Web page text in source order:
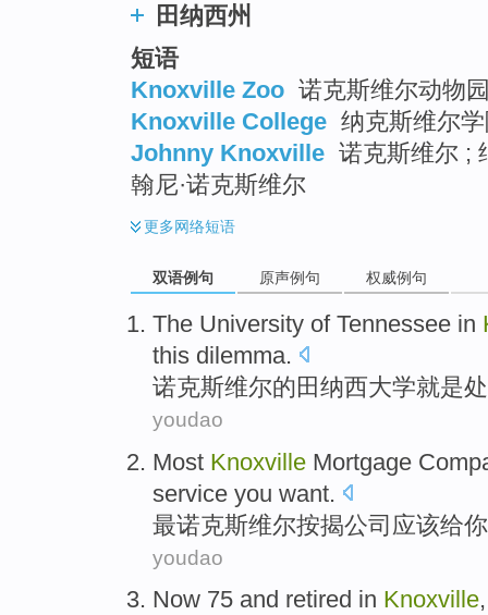
田纳西州
短语
Knoxville Zoo 诺克斯维尔动物
Knoxville College 纳克斯维尔
Johnny Knoxville 诺克斯维尔 ;
翰尼·诺克斯维尔
更多网络短语
双语例句 原声例句 权威例句
The University of Tennessee in
this dilemma.
诺克斯维尔的 田纳西大学就是
youdao
Most Knoxville Mortgage
service you want.
最诺克斯维尔按揭公司 应该给
youdao
Now 75 and retired in Knoxville